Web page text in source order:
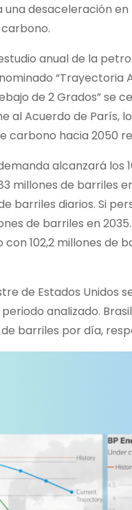
desaceleración
anual de la
“Trayectoria
de 2 Grados”
al Acuerdo de París,
carbono hacia 2050
alcanzará los
de barriles
barriles diarios. Si
de barriles en
102,2 millones de
de Estados Unidos
analizado.
barriles por día,